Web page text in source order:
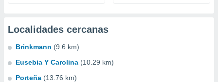
Localidades cercanas
Brinkmann (9.6 km)
Eusebia Y Carolina (10.29 km)
Porteña (13.76 km)